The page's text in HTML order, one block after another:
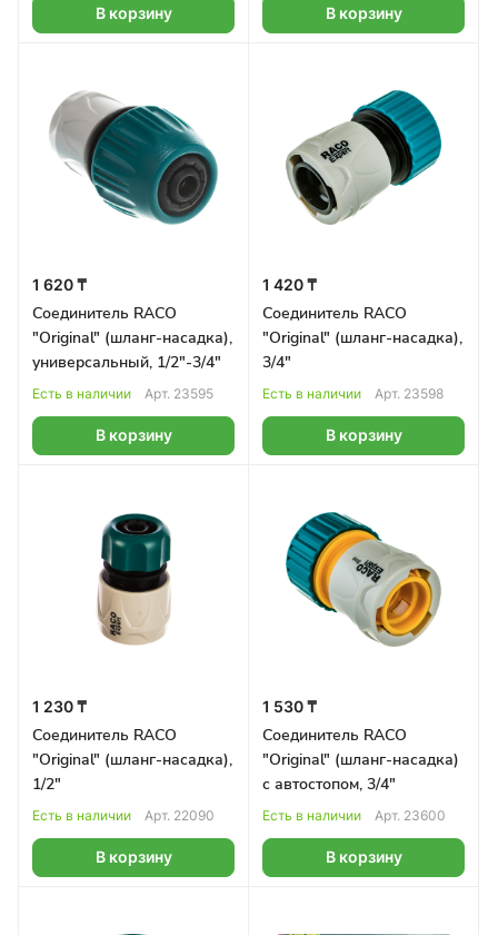
В корзину В корзину
1 620 ₸
Соединитель RACO
"Original" (шланг-насадка),
универсальный, 1/2"-3/4"
Есть в наличии Арт. 23595
В корзину
1 420 ₸
Соединитель RACO
"Original" (шланг-насадка),
3/4"
Есть в наличии Арт. 23598
В корзину
1 230 ₸
Соединитель RACO
"Original" (шланг-насадка),
1/2"
Есть в наличии Арт. 22090
В корзину
1 530 ₸
Соединитель RACO
"Original" (шланг-насадка)
с автостопом, 3/4"
Есть в наличии Арт. 23600
В корзину